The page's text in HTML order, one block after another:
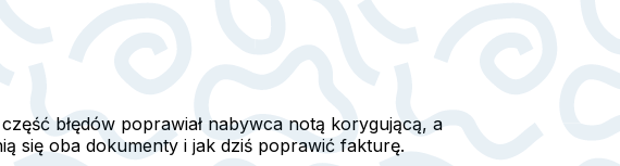
błędów poprawiał nabywca notą korygującą, a
się oba dokumenty i jak dziś poprawić fakturę.